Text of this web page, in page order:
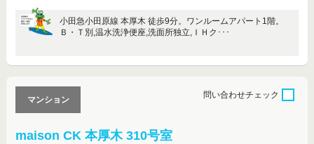
小田急小田原線 本厚木 徒歩9分。ワンルームアパート1階。
Ｂ・Ｔ別,温水洗浄便座,洗面所独立,ＩＨク･･･
maison CK 本厚木 310号室
マンション
問い合わせチェック